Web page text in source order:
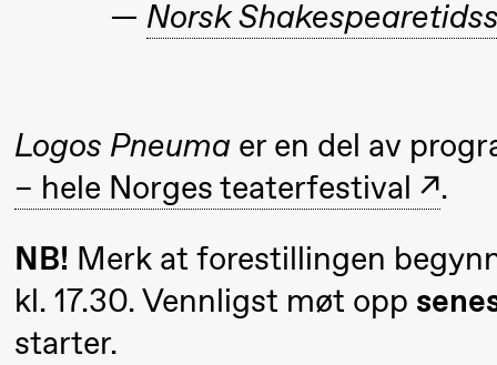
Umemoto /​
Aam
crypt_ –
av Yuri
Umemoto
— Norsk
Logos Pneuma er en del av
– hele Norges teaterfestival
.
NB! Merk at forestillingen
kl. 17.30. Vennligst møt opp
starter.